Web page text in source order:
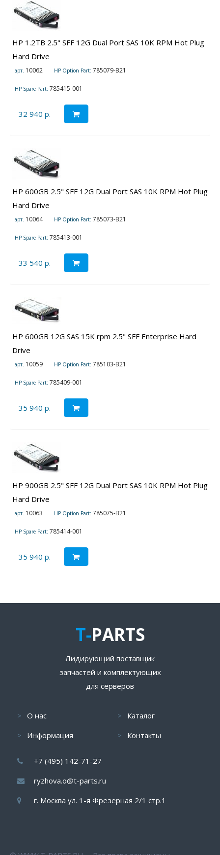
HP 1.2TB 2.5" SFF 12G Dual Port SAS 10K RPM Hot Plug
Hard Drive
арт. 10062 HP Option Part: 785079-B21
HP Spare Part: 785415-001
32 940 р.
HP 600GB 2.5" SFF 12G Dual Port SAS 10K RPM Hot Plug
Hard Drive
арт. 10064 HP Option Part: 785073-B21
HP Spare Part: 785413-001
33 540 р.
HP 600GB 12G SAS 15K rpm 2.5" SFF Enterprise Hard
Drive
арт. 10059 HP Option Part: 785103-B21
HP Spare Part: 785409-001
35 940 р.
HP 900GB 2.5" SFF 12G Dual Port SAS 10K RPM Hot Plug
Hard Drive
арт. 10063 HP Option Part: 785075-B21
HP Spare Part: 785414-001
35 940 р.
T-PARTS
Лидирующий поставщик
запчастей и комплектующих
для серверов
О нас
Информация
Каталог
Контакты
+7 (495) 142-71-27
ryzhova.o@t-parts.ru
г. Москва ул. 1-я Фрезерная 2/1 стр.1